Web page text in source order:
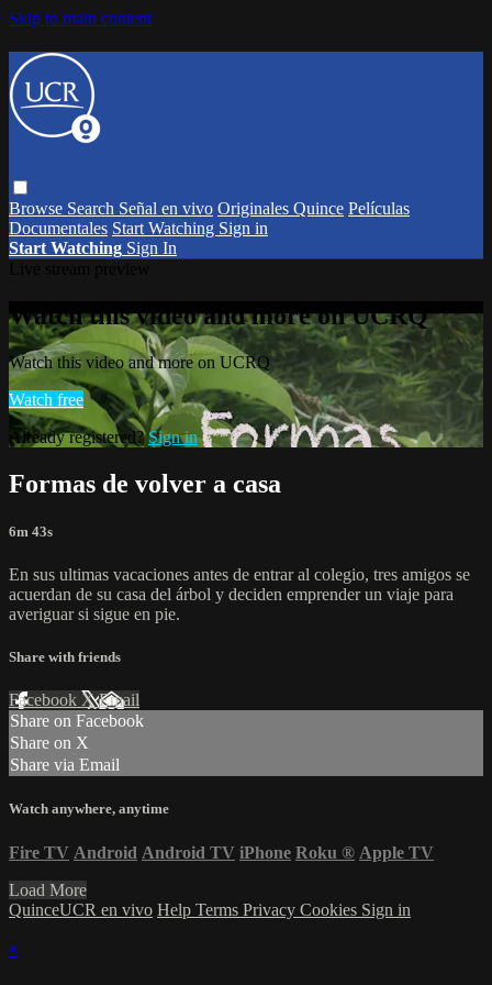
Skip to main content
Browse Search Señal en vivo Originales Quince Películas
Documentales Start Watching Sign in
Start Watching Sign In
Watch this video and more on UCRQ
Watch this video and more on UCRQ
Watch free
Already registered?Sign in
Formas de volver a casa
6m 43s
En sus ultimas vacaciones antes de entrar al colegio, tres amigos se
acuerdan de su casa del árbol y deciden emprender un viaje para
averiguar si sigue en pie.
Share with friends
Facebook XEmail
Share on Facebook
Share on X
Share via Email
Watch anywhere, anytime
Fire TV Android Android TV iPhone Roku ® Apple TV
Load More
QuinceUCR en vivo Help Terms Privacy Cookies Sign in
×